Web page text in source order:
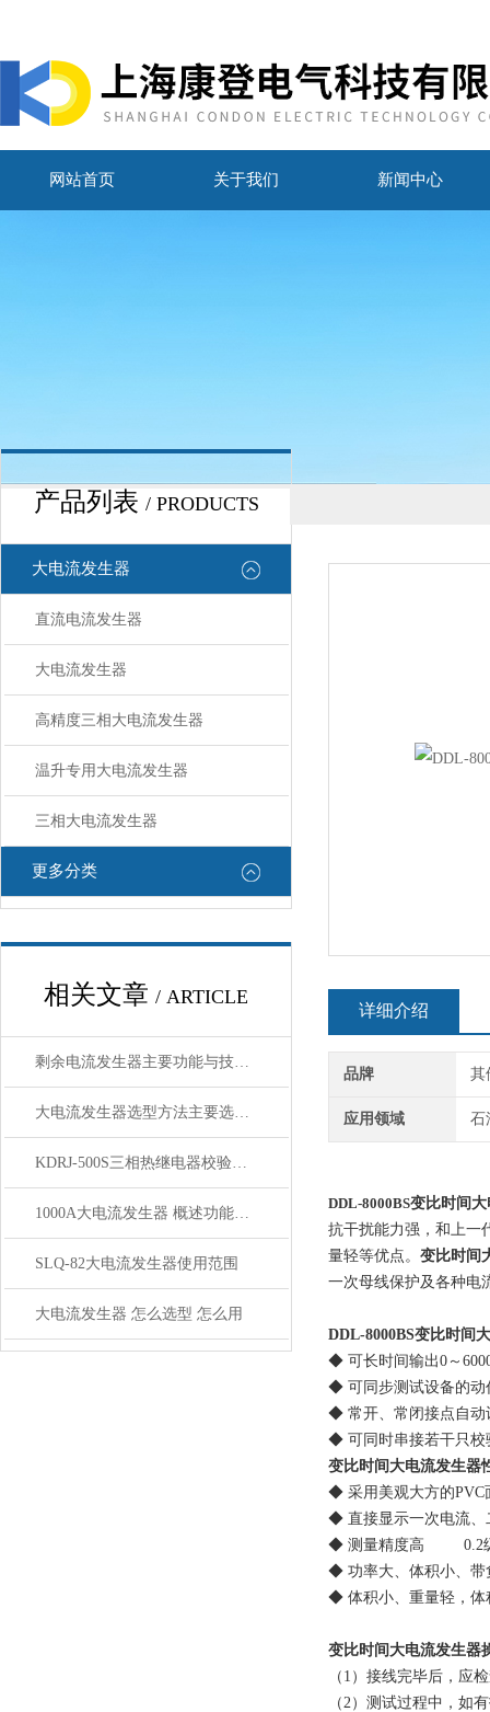
网站首页 关于我们 新闻中心
产品列表 / PRODUCTS
大电流发生器
直流电流发生器
大电流发生器
高精度三相大电流发生器
温升专用大电流发生器
三相大电流发生器
更多分类
相关文章 / ARTICLE
剩余电流发生器主要功能与技术参数
大电流发生器选型方法主要选择参数
KDRJ-500S三相热继电器校验仪 讲解
1000A大电流发生器 概述功能特点
SLQ-82大电流发生器使用范围
大电流发生器 怎么选型 怎么用
详细介绍
品牌 其
应用领域 石
DDL-8000BS变比时间
抗干扰能力强，和上一
量轻等优点。 变比时间
一次母线保护及各种电
DDL-8000BS变比时间
◆ 可长时间输出0～
◆ 可同步测试设备的动
◆ 常开、常闭接点自动
◆ 可同时串接若干只校
变比时间大电流发生器
◆ 采用美观大方的PVC
◆ 直接显示一次电流、
◆ 测量精度高 0.2
◆ 功率大、体积小、带
◆ 体积小、重量轻，体
变比时间大电流发生器
（1）接线完毕后，应
（2）测试过程中，如